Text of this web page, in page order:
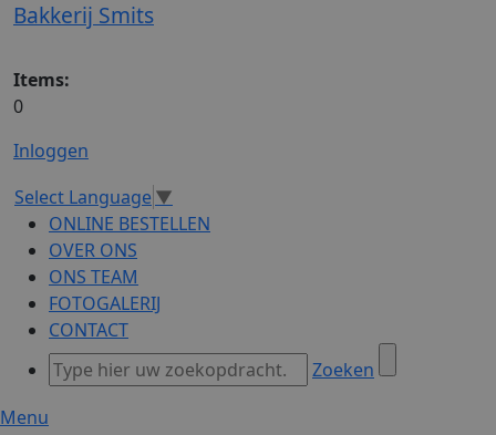
Bakkerij Smits
Items:
0
Inloggen
Select Language▼
ONLINE BESTELLEN
OVER ONS
ONS TEAM
FOTOGALERIJ
CONTACT
Zoeken
Menu